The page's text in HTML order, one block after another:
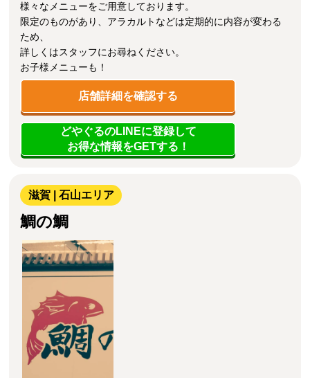
様々なメニューをご用意しております。
限定のものがあり、アラカルトなどは定期的に内容が変わる
ため、
詳しくはスタッフにお尋ねください。
お子様メニューも！
店舗詳細を確認する
どやぐるのLINEに登録して
お得な情報をGETする！
滋賀 | 石山エリア
鯛の鯛